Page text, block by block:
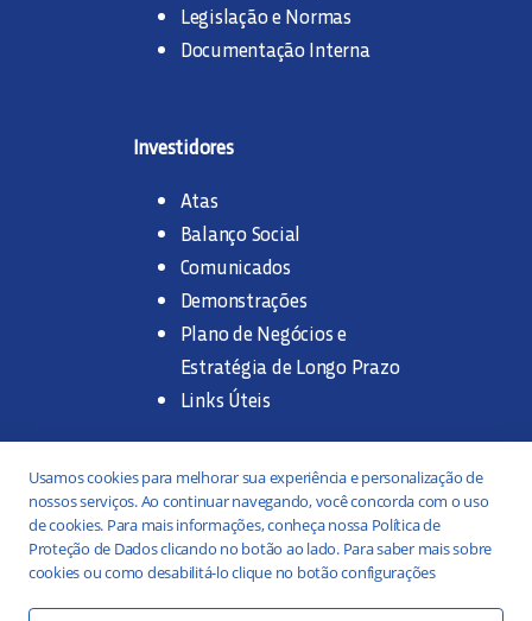
Legislação e Normas
Documentação Interna
Investidores
Atas
Balanço Social
Comunicados
Demonstrações
Plano de Negócios e
Estratégia de Longo Prazo
Links Úteis
Trabalhe na SANASA
Concurso Público
Estágio
Usamos cookies para melhorar sua experiência e personalização de
nossos serviços. Ao continuar navegando, você concorda com o uso
de cookies. Para mais informações, conheça nossa Política de
Proteção de Dados clicando no botão ao lado. Para saber mais sobre
cookies ou como desabilitá-lo clique no botão configurações